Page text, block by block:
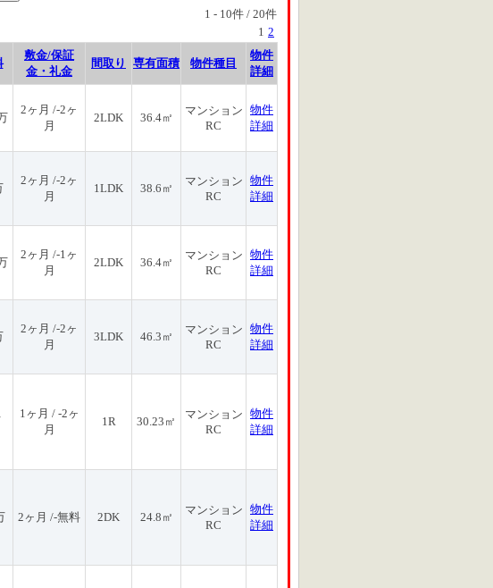
1 - 10件 / 20件
1 2
敷金/保証
金・礼金
間取り 専有面積 物件種目
物件
詳細
2ヶ月 /-2ヶ
月
2LDK 36.4㎡
マンション
RC
物件
詳細
2ヶ月 /-2ヶ
月
1LDK 38.6㎡
マンション
RC
物件
詳細
2ヶ月 /-1ヶ
月
2LDK 36.4㎡
マンション
RC
物件
詳細
2ヶ月 /-2ヶ
月
3LDK 46.3㎡
マンション
RC
物件
詳細
1ヶ月 / -2ヶ
月
1R 30.23㎡
マンション
RC
物件
詳細
2ヶ月 /-無料 2DK 24.8㎡
マンション
RC
物件
詳細